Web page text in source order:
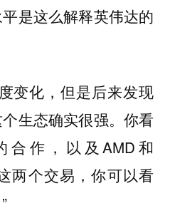
是这么解释英伟达的
变化，但是后来发现
生态确实很强。你看
合作，以及AMD和
两个交易，你可以看